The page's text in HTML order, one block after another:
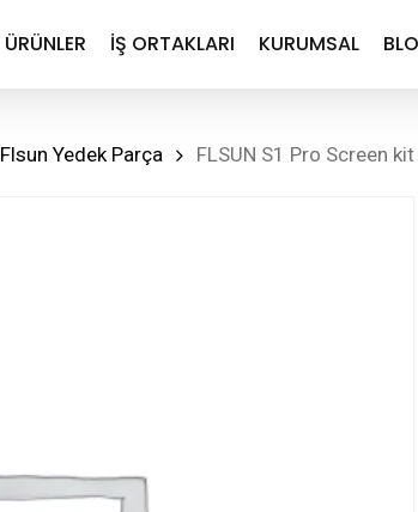
ÜRÜNLER İŞ ORTAKLARI KURUMSAL
Flsun Yedek Parça FLSUN S1 Pro Screen kit